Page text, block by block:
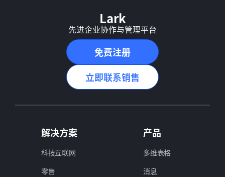
Lark
先进企业协作与管理平台
免费注册
立即联系销售
解决方案
科技互联网
零售
产品
多维表格
消息